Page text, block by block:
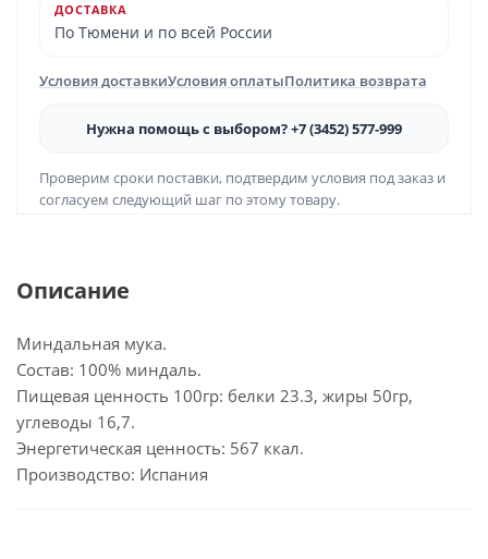
ДОСТАВКА
По Тюмени и по всей России
Условия доставкиУсловия оплатыПолитика возврата
Нужна помощь с выбором? +7 (3452) 577-999
Проверим сроки поставки, подтвердим условия под заказ и
согласуем следующий шаг по этому товару.
Описание
Миндальная мука.
Состав: 100% миндаль.
Пищевая ценность 100гр: белки 23.3, жиры 50гр,
углеводы 16,7.
Энергетическая ценность: 567 ккал.
Производство: Испания